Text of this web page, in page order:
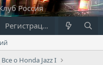
Регистрация
Все о Honda Jazz I